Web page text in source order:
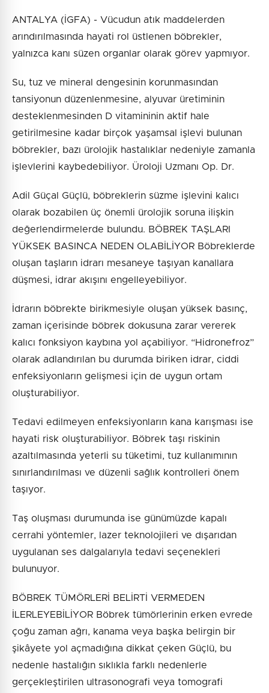
ANTALYA (İGFA) - Vücudun atık maddelerden
arındırılmasında hayati rol üstlenen böbrekler,
yalnızca kanı süzen organlar olarak görev yapmıyor.
Su, tuz ve mineral dengesinin korunmasından
tansiyonun düzenlenmesine, alyuvar üretiminin
desteklenmesinden D vitamininin aktif hale
getirilmesine kadar birçok yaşamsal işlevi bulunan
böbrekler, bazı ürolojik hastalıklar nedeniyle zamanla
işlevlerini kaybedebiliyor. Üroloji Uzmanı Op. Dr.
Adil Güçal Güçlü, böbreklerin süzme işlevini kalıcı
olarak bozabilen üç önemli ürolojik soruna ilişkin
değerlendirmelerde bulundu. BÖBREK TAŞLARI
YÜKSEK BASINCA NEDEN OLABİLİYOR Böbreklerde
oluşan taşların idrarı mesaneye taşıyan kanallara
düşmesi, idrar akışını engelleyebiliyor.
İdrarın böbrekte birikmesiyle oluşan yüksek basınç,
zaman içerisinde böbrek dokusuna zarar vererek
kalıcı fonksiyon kaybına yol açabiliyor. “Hidronefroz”
olarak adlandırılan bu durumda biriken idrar, ciddi
enfeksiyonların gelişmesi için de uygun ortam
oluşturabiliyor.
Tedavi edilmeyen enfeksiyonların kana karışması ise
hayati risk oluşturabiliyor. Böbrek taşı riskinin
azaltılmasında yeterli su tüketimi, tuz kullanımının
sınırlandırılması ve düzenli sağlık kontrolleri önem
taşıyor.
Taş oluşması durumunda ise günümüzde kapalı
cerrahi yöntemler, lazer teknolojileri ve dışarıdan
uygulanan ses dalgalarıyla tedavi seçenekleri
bulunuyor.
BÖBREK TÜMÖRLERİ BELİRTİ VERMEDEN
İLERLEYEBİLİYOR Böbrek tümörlerinin erken evrede
çoğu zaman ağrı, kanama veya başka belirgin bir
şikâyete yol açmadığına dikkat çeken Güçlü, bu
nedenle hastalığın sıklıkla farklı nedenlerle
gerçekleştirilen ultrasonografi veya tomografi